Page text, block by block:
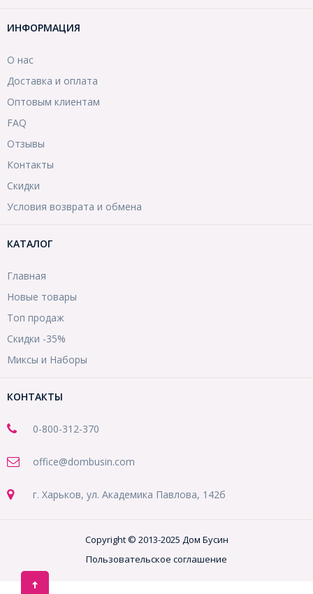
ИНФОРМАЦИЯ
О нас
Доставка и оплата
Оптовым клиентам
FAQ
Отзывы
Контакты
Скидки
Условия возврата и обмена
КАТАЛОГ
Главная
Новые товары
Топ продаж
Скидки -35%
Миксы и Наборы
КОНТАКТЫ
0-800-312-370
office@dombusin.com
г. Харьков, ул. Академика Павлова, 142б
Copyright © 2013-2025 Дом Бусин
Пользовательское соглашение